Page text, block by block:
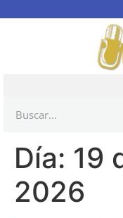
Día: 19
2026